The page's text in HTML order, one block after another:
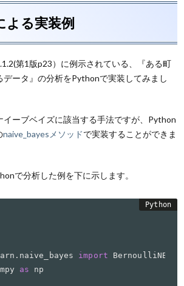
る実装例
第1版p23）に例示されている、『ある町
データ』の分析をPythonで実装してみまし
イーブベイズに該当する手法ですが、Python
naive_bayesメソッドで実装することができま
で分析した例を下に示します。
import
as np